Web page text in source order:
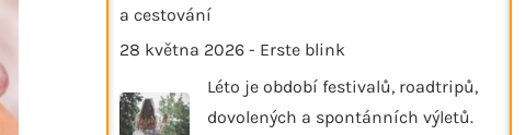
a cestování
28 května 2026 - Erste blink
Léto je období festivalů, roadtripů,
dovolených a spontánních výletů.